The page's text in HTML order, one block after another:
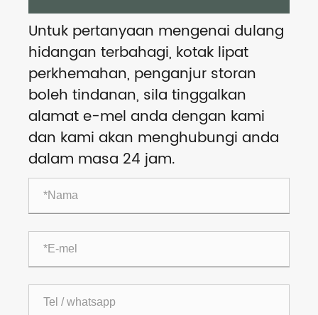
Untuk pertanyaan mengenai dulang
hidangan terbahagi, kotak lipat
perkhemahan, penganjur storan
boleh tindanan, sila tinggalkan
alamat e-mel anda dengan kami
dan kami akan menghubungi anda
dalam masa 24 jam.